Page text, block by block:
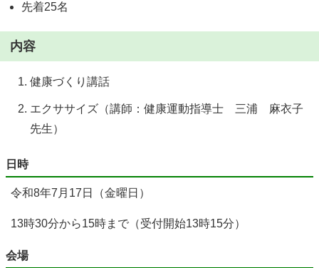
先着25名
内容
健康づくり講話
エクササイズ（講師：健康運動指導士 三浦 麻衣子
先生）
日時
令和8年7月17日（金曜日）
13時30分から15時まで（受付開始13時15分）
会場